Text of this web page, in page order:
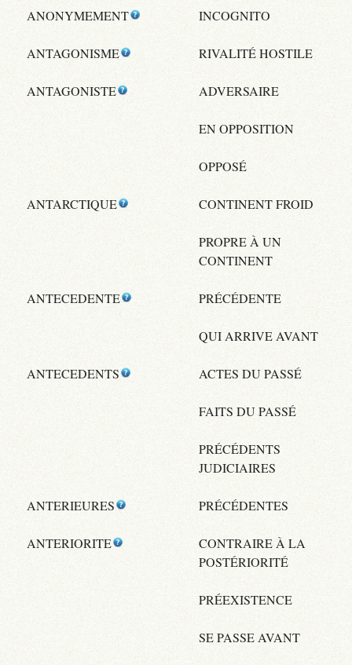
ANONYMEMENT INCOGNITO
ANTAGONISME RIVALITÉ HOSTILE
ANTAGONISTE ADVERSAIRE
EN OPPOSITION
OPPOSÉ
ANTARCTIQUE CONTINENT FROID
PROPRE À UN
CONTINENT
ANTECEDENTE PRÉCÉDENTE
QUI ARRIVE AVANT
ANTECEDENTS ACTES DU PASSÉ
FAITS DU PASSÉ
PRÉCÉDENTS
JUDICIAIRES
ANTERIEURES PRÉCÉDENTES
ANTERIORITE
CONTRAIRE À LA
POSTÉRIORITÉ
PRÉEXISTENCE
SE PASSE AVANT